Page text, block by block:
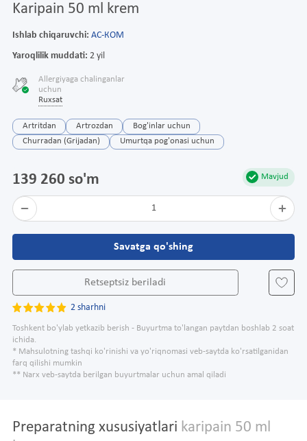
Karipain 50 ml krem
Ishlab chiqaruvchi: АС-КОМ
Yaroqlilik muddati: 2 yil
Allergiyaga chalinganlar
uchun
Ruxsat
Artritdan Artrozdan
Bog'inlar uchun
Churradan (Grijadan)
Umurtqa pog'onasi uchun
Mavjud
139 260 so'm
1
Savatga qo'shing
Retseptsiz beriladi
2 sharhni
Toshkent bo'ylab yetkazib berish - Buyurtma to'langan paytdan boshlab 2 soat
ichida.
* Mahsulotning tashqi ko'rinishi va yo'riqnomasi veb-saytda ko'rsatilganidan
farq qilishi mumkin
** Narx veb-saytda berilgan buyurtmalar uchun amal qiladi
Preparatning xususiyatlari karipain 50 ml